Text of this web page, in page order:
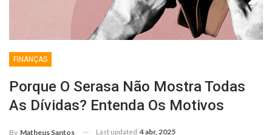
FINANÇAS
Porque O Serasa Não Mostra Todas
As Dívidas? Entenda Os Motivos
By Matheus Santos Last updated 4 abr, 2025